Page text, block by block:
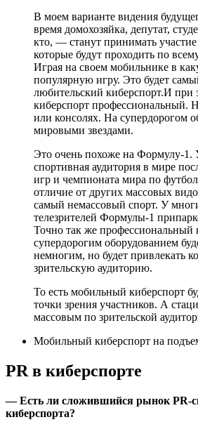
В моем варианте видения
время домохозяйка, депутат,
кто, — станут принимать
которые будут проходить по
Играя на своем мобильнике в
популярную игру. Это будет
любительский киберспорт.И при
киберспорт профессиональный.
или консолях. На супердорогом
мировыми звездами.
Это очень похоже на Формулу-1.
спортивная аудитория в мире
игр и чемпионата мира по
отличие от других массовых
самый немассовый спорт. У
телезрителей Формулы-1
Точно так же профессиональный
супердорогим оборудованием
немногим, но будет привлекать
зрительскую аудиторию.
То есть мобильный киберспорт
точки зрения участников. А
массовым по зрительской
Мобильный киберспорт на
PR в киберспорте
— Есть ли сложившийся рынок PR-
киберспорта?